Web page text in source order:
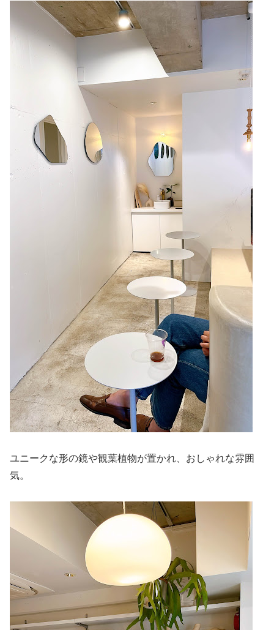
ユニークな形の鏡や観葉植物が置かれ、おしゃれな雰囲
気。